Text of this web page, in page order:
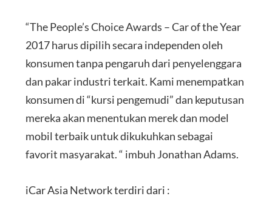
“The People’s Choice Awards – Car of the Year
2017 harus dipilih secara independen oleh
konsumen tanpa pengaruh dari penyelenggara
dan pakar industri terkait. Kami menempatkan
konsumen di “kursi pengemudi” dan keputusan
mereka akan menentukan merek dan model
mobil terbaik untuk dikukuhkan sebagai
favorit masyarakat. “ imbuh Jonathan Adams.
iCar Asia Network terdiri dari :